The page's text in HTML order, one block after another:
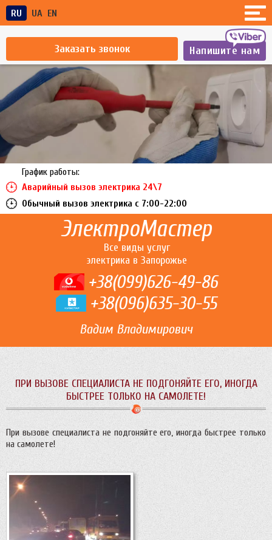
Напишите нам
Заказать звонок
RU UA EN
График работы:
Аварийный вызов электрика 24\7
Обычный вызов электрика c 7:00-22:00
ЭлектроМастер
Все виды услуг
электрика в Запорожье
+38(099)626-49-86
+38(096)635-30-55
Вадим Владимирович
ПРИ ВЫЗОВЕ СПЕЦИАЛИСТА НЕ ПОДГОНЯЙТЕ ЕГО, ИНОГДА
БЫСТРЕЕ ТОЛЬКО НА САМОЛЕТЕ!
При вызове специалиста не подгоняйте его, иногда быстрее только
на самолете!